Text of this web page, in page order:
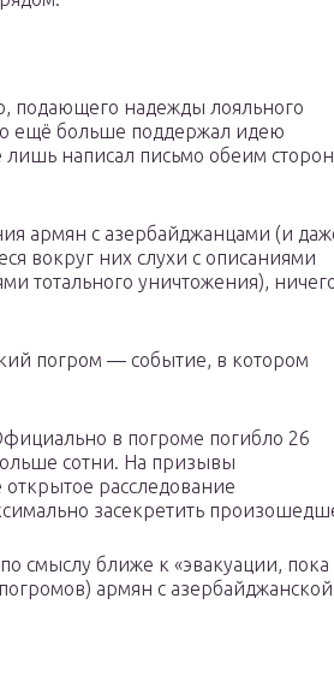
подающего надежды лояльного
ещё больше поддержал идею
написал письмо обеим
армян с азербайджанцами (и
вокруг них слухи с описаниями
тотального уничтожения),
погром — событие, в котором
в погроме погибло 26
сотни. На призывы
расследование
засекретить
смыслу ближе к «эвакуации, пока
армян с азербайджанской